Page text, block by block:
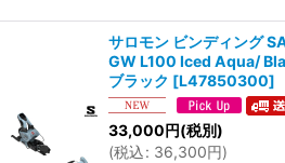
サロモン ビンディング
GW L100 Iced Aqua/
ブラック [L47850300]
33,000円(税別)
(税込: 36,300円)